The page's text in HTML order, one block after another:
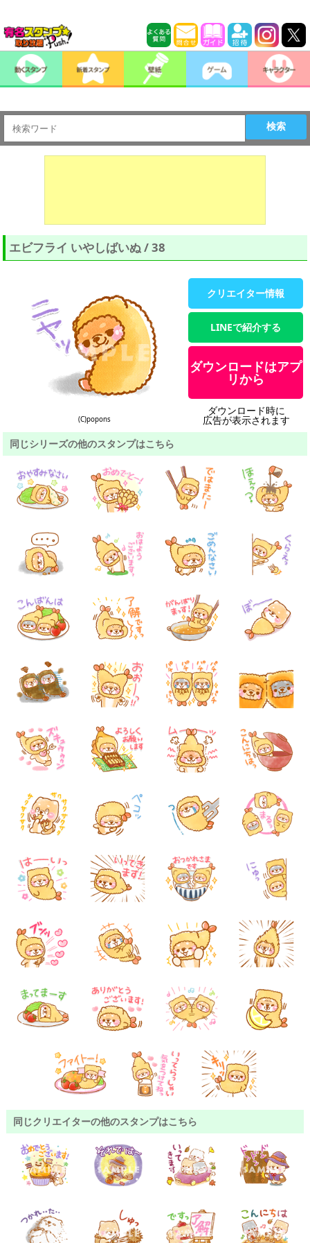
検索
エビフライ いやしばいぬ / 38
(C)popons
クリエイター情報
LINEで紹介する
ダウンロードはアプ
リから
ダウンロード時に
広告が表示されます
同じシリーズの他のスタンプはこちら
同じクリエイターの他のスタンプはこちら